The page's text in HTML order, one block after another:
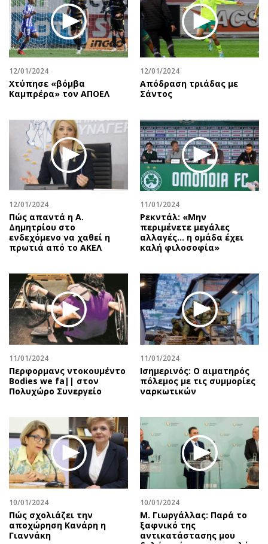
Περιβάλλον
Ελλάδα
Κόσμος
Πολιτισμός
Σινεμά
Μουσική
Εικαστικά
Βιβλίο
Χειρόγραφα
Ταξίδια
Συνταγές
Έξοδος
Εκπομπές
Wine routes
Uncut
Προσφορές
Προσωπικότητες στην ''Κ''
Επιστολές
12/01/2024
Χτύπησε «βόμβα
Καμπρέρα» τον ΑΠΟΕΛ
12/01/2024
Απόδραση τριάδας με
Σάντος
12/01/2024
Πώς απαντά η Α.
Δημητρίου στο
ενδεχόμενο να χαθεί η
πρωτιά από το ΑΚΕΛ
11/01/2024
Ρεκντάλ: «Μην
περιμένετε μεγάλες
αλλαγές... η ομάδα έχει
καλή φιλοσοφία»
11/01/2024
Περφορμανς ντοκουμέντο
Bodies we fa|| στον
Πολυχώρο Συνεργείο
11/01/2024
Ισημερινός: O αιματηρός
πόλεμος με τις συμμορίες
ναρκωτικών
10/01/2024
Πώς σχολιάζει την
αποχώρηση Κανάρη η
Γιαννάκη
10/01/2024
Μ. Γιωργάλλας: Παρά το
ξαφνικό της
αντικατάστασης μου